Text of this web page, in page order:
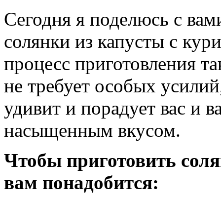
Сегодня я поделюсь с
солянки из капусты с
процесс приготовления
не требует особых
удивит и порадует вас и
насыщенным вкусом.
Чтобы приготовить
вам понадобится: